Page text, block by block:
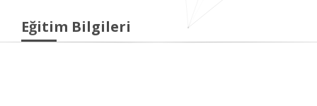
Eğitim Bilgileri